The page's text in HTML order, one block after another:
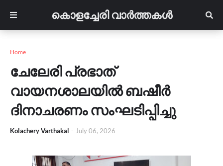
കൊളച്ചേരി വാർത്തകൾ
Home
ചേലേരി പ്രഭാത്
വായനശാലയിൽ ബഷീർ
ദിനാചരണം സംഘടിപ്പിച്ചു
Kolachery Varthakal - July 06, 2026